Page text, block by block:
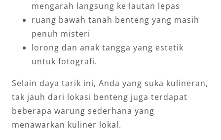
mengarah langsung ke lautan lepas
ruang bawah tanah benteng yang masih
penuh misteri
lorong dan anak tangga yang estetik
untuk fotografi.
Selain daya tarik ini, Anda yang suka kulineran,
tak jauh dari lokasi benteng juga terdapat
beberapa warung sederhana yang
menawarkan kuliner lokal.